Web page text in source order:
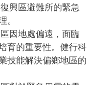
育的重要性。健行科
技能解決偏鄉地區的